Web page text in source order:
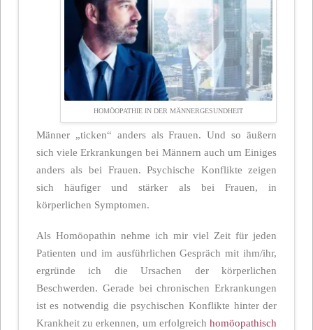
HOMÖOPATHIE IN DER MÄNNERGESUNDHEIT
Männer „ticken“ anders als Frauen. Und so äußern
sich viele Erkrankungen bei Männern auch um Einiges
anders als bei Frauen. Psychische Konflikte zeigen
sich häufiger und stärker als bei Frauen, in
körperlichen Symptomen.
Als Homöopathin nehme ich mir viel Zeit für jeden
Patienten und im ausführlichen Gespräch mit ihm/ihr,
ergründe ich die Ursachen der körperlichen
Beschwerden. Gerade bei chronischen Erkrankungen
ist es notwendig die psychischen Konflikte hinter der
Krankheit zu erkennen, um erfolgreichhomöopathisch